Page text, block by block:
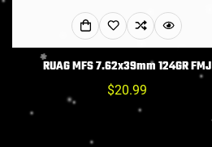
RUAG MFS 7.62x39mm 124GR FMJ
Prix
habituel
$20.99